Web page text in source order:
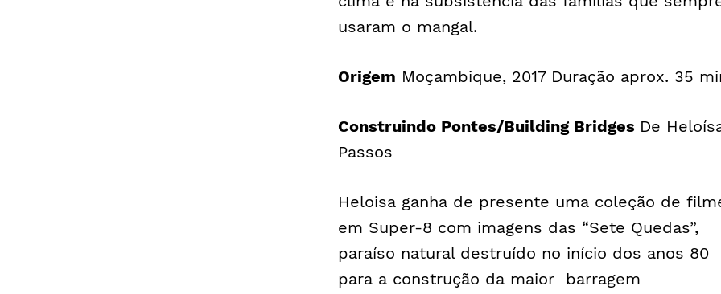
usaram o mangal.
Origem Moçambique, 2017 Duração aprox. 35
Construindo Pontes/Building Bridges De
Passos
Heloisa ganha de presente uma coleção de
em Super-8 com imagens das “Sete Quedas”,
paraíso natural destruído no início dos anos 80
para a construção da maior barragem